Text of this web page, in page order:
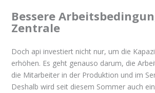
Bessere
Zentrale
Doch api investiert nicht nur, um die
erhöhen. Es geht genauso darum, die
die Mitarbeiter in der Produktion und im
Deshalb wird seit diesem Sommer auch